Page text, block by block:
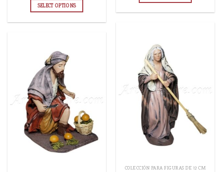
SELECT OPTIONS
COLECCIÓN PARA FIGURAS DE 12 CM